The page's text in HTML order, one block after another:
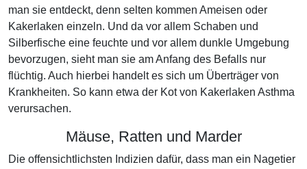
man sie entdeckt, denn selten kommen Ameisen oder
Kakerlaken einzeln. Und da vor allem Schaben und
Silberfische eine feuchte und vor allem dunkle Umgebung
bevorzugen, sieht man sie am Anfang des Befalls nur
flüchtig. Auch hierbei handelt es sich um Überträger von
Krankheiten. So kann etwa der Kot von Kakerlaken Asthma
verursachen.
Mäuse, Ratten und Marder
Die offensichtlichsten Indizien dafür, dass man ein Nagetier